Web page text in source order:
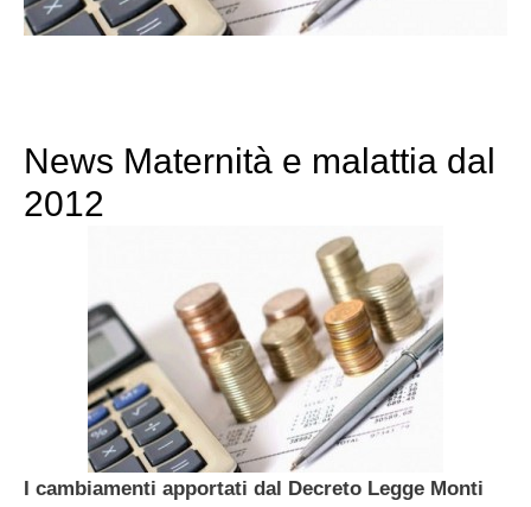
News Maternità e malattia dal
2012
I cambiamenti apportati dal Decreto Legge Monti